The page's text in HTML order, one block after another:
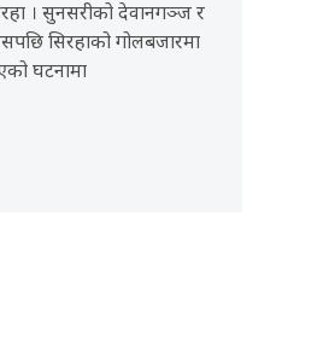
। सुनसरीको देवानगञ्ज र
सिरहाको गोलबजारमा
घटनामा